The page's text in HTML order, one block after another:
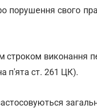
порушення свого
виконання
п'ята ст. 261 ЦК).